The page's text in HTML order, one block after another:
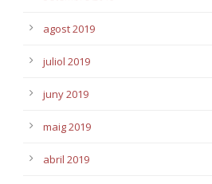
agost 2019
juliol 2019
juny 2019
maig 2019
abril 2019